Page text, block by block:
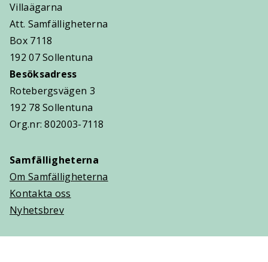
Villaägarna
Att. Samfälligheterna
Box 7118
192 07 Sollentuna
Besöksadress
Rotebergsvägen 3
192 78 Sollentuna
Org.nr: 802003-7118
Samfälligheterna
Om Samfälligheterna
Kontakta oss
Nyhetsbrev